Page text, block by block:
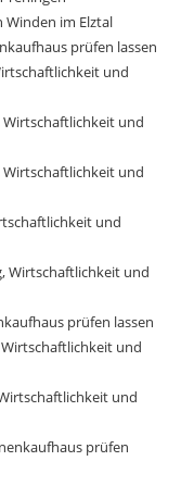
im Elztal
prüfen lassen
und
und
und
und
Wirtschaftlichkeit und
prüfen lassen
und
und
prüfen